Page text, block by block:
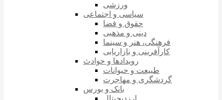
ورزشی
سیاسی و اجتماعی
حقوق و قضا
دینی و مذهبی
فرهنگی، هنر و سینما
کارآفرینی و بازاریابی
رویدادها و حوادث
طبیعت و حیوانات
گردشگری و مهاجرت
بانک و بورس
ارزدیجیتال